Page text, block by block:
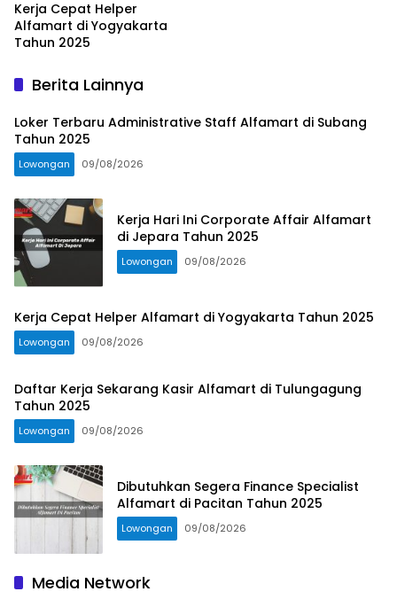
Kerja Cepat Helper
Alfamart di Yogyakarta
Tahun 2025
Berita Lainnya
Loker Terbaru Administrative Staff Alfamart di Subang
Tahun 2025
Lowongan 09/08/2026
Kerja Hari Ini Corporate Affair Alfamart
di Jepara Tahun 2025
Lowongan 09/08/2026
Kerja Cepat Helper Alfamart di Yogyakarta Tahun 2025
Lowongan 09/08/2026
Daftar Kerja Sekarang Kasir Alfamart di Tulungagung
Tahun 2025
Lowongan 09/08/2026
Dibutuhkan Segera Finance Specialist
Alfamart di Pacitan Tahun 2025
Lowongan 09/08/2026
Media Network